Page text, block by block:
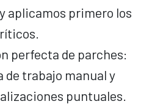
aplicamos primero los
perfecta de parches:
de trabajo manual y
puntuales.